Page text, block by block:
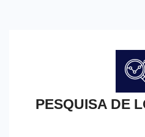
PESQUISA DE